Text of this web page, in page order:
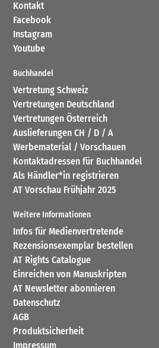
Kontakt
Facebook
Instagram
Youtube
Buchhandel
Vertretung Schweiz
Vertretungen Deutschland
Vertretungen Österreich
Auslieferungen CH / D / A
Werbematerial / Vorschauen
Kontaktadressen für Buchhandel
Als Händler*in registrieren
AT Vorschau Frühjahr 2025
Weitere Informationen
Infos für Medienvertretende
Rezensionsexemplar bestellen
AT Rights Catalogue
Einreichen von Manuskripten
AT Newsletter abonnieren
Datenschutz
AGB
Produktsicherheit
Impressum